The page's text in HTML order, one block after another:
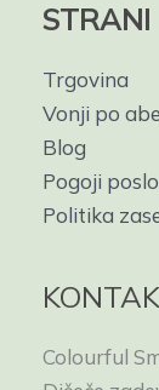
STRANI
Trgovina
Vonji po
Blog
Pogoji
Politika
Colourful